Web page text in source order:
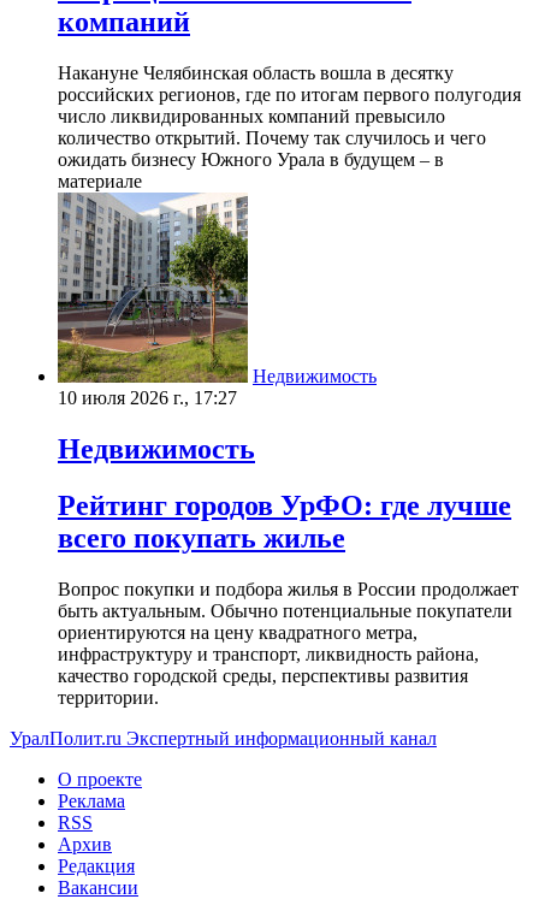
компаний
Накануне Челябинская область вошла в десятку
российских регионов, где по итогам первого полугодия
число ликвидированных компаний превысило
количество открытий. Почему так случилось и чего
ожидать бизнесу Южного Урала в будущем – в
материале
Недвижимость
10 июля 2026 г., 17:27
Недвижимость
Рейтинг городов УрФО: где лучше
всего покупать жилье
Вопрос покупки и подбора жилья в России продолжает
быть актуальным. Обычно потенциальные покупатели
ориентируются на цену квадратного метра,
инфраструктуру и транспорт, ликвидность района,
качество городской среды, перспективы развития
территории.
УралПолит.ru Экспертный информационный канал
О проекте
Реклама
RSS
Архив
Редакция
Вакансии